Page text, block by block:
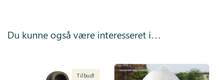
Du kunne også være interesseret i…
Tilbud!